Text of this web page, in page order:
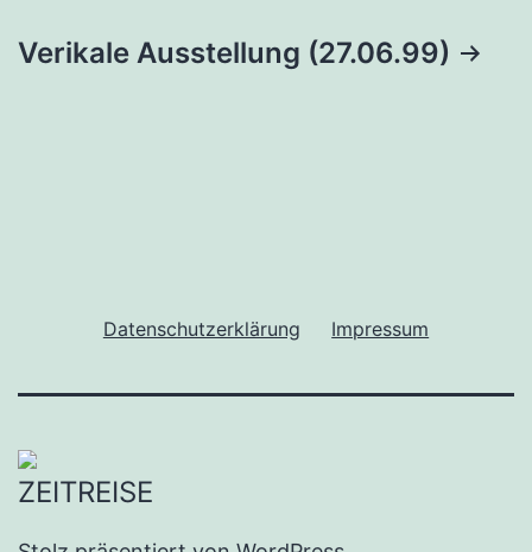
Verikale Ausstellung (27.06.99)
Datenschutzerklärung Impressum